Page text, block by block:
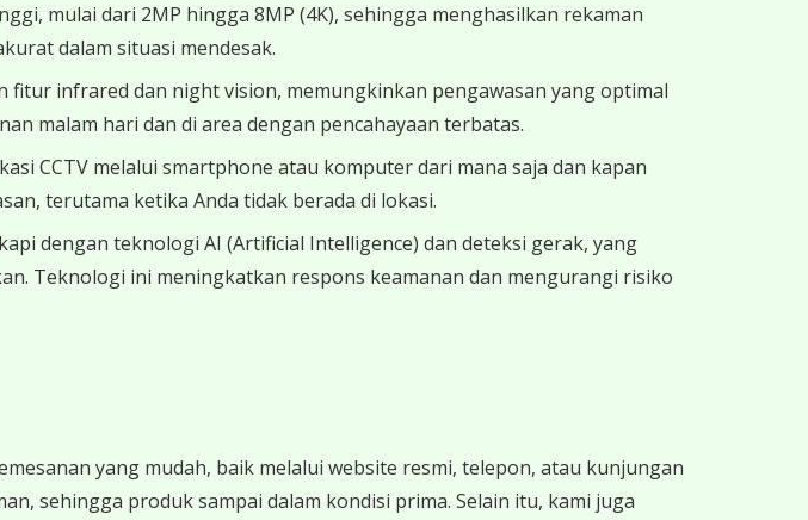
mulai dari 2MP hingga 8MP (4K), sehingga menghasilkan rekaman
dalam situasi mendesak.
fitur infrared dan night vision, memungkinkan pengawasan yang optimal
malam hari dan di area dengan pencahayaan terbatas.
CCTV melalui smartphone atau komputer dari mana saja dan kapan
terutama ketika Anda tidak berada di lokasi.
dengan teknologi AI (Artificial Intelligence) dan deteksi gerak, yang
Teknologi ini meningkatkan respons keamanan dan mengurangi risiko
yang mudah, baik melalui website resmi, telepon, atau kunjungan
sehingga produk sampai dalam kondisi prima. Selain itu, kami juga